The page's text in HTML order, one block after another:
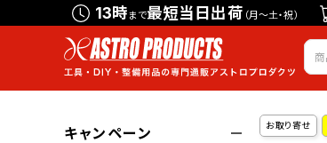
13時まで最短当日出荷 （月～土・祝）
キャンペーン お取り寄せ